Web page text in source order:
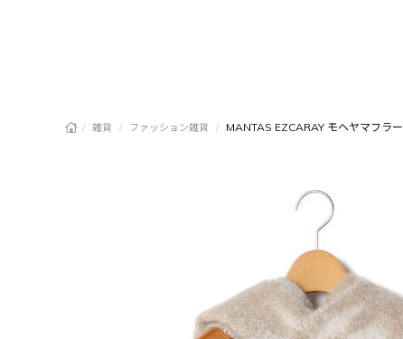
/ 雑貨 / ファッション雑貨 / MANTAS EZCARAY モヘヤマフラー